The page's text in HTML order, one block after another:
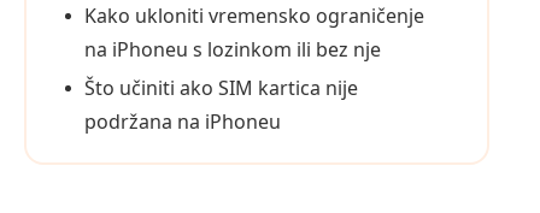
Kako ukloniti vremensko ograničenje
na iPhoneu s lozinkom ili bez nje
Što učiniti ako SIM kartica nije
podržana na iPhoneu